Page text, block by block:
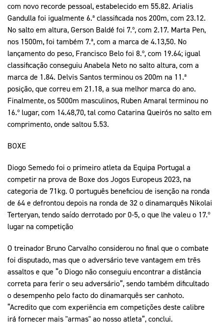
com novo recorde pessoal, estabelecido em 55.82. Arialis
Gandulla foi igualmente 6.ª classificada nos 200m, com 23.12.
No salto em altura, Gerson Baldé foi 7.º, com 2.17. Marta Pen,
nos 1500m, foi também 7.ª, com a marca de 4.13,50. No
lançamento do peso, Francisco Belo foi 8.º, com 19.64; igual
classificação conseguiu Anabela Neto no salto altura, com a
marca de 1.84. Delvis Santos terminou os 200m na 11.ª
posição, que correu em 21.18, a sua melhor marca do ano.
Finalmente, os 5000m masculinos, Ruben Amaral terminou no
16.º lugar, com 14.48,70, tal como Catarina Queirós no salto em
comprimento, onde saltou 5.53.
BOXE
Diogo Semedo foi o primeiro atleta da Equipa Portugal a
competir na prova de Boxe dos Jogos Europeus 2023, na
categoria de 71kg. O português beneficiou de isenção na ronda
de 64 e defrontou depois na ronda de 32 o dinamarquês Nikolai
Terteryan, tendo saído derrotado por 0-5, o que lhe valeu o 17.º
lugar na competição
O treinador Bruno Carvalho considerou no final que o combate
foi disputado, mas que o adversário teve vantagem em três
assaltos e que “o Diogo não conseguiu encontrar a distância
correta para ferir o seu adversário”, sendo também dificultado
o desempenho pelo facto do dinamarquês ser canhoto.
“Acredito que com experiência em competições deste calibre
irá fornecer mais "armas" ao nosso atleta”, conclui.